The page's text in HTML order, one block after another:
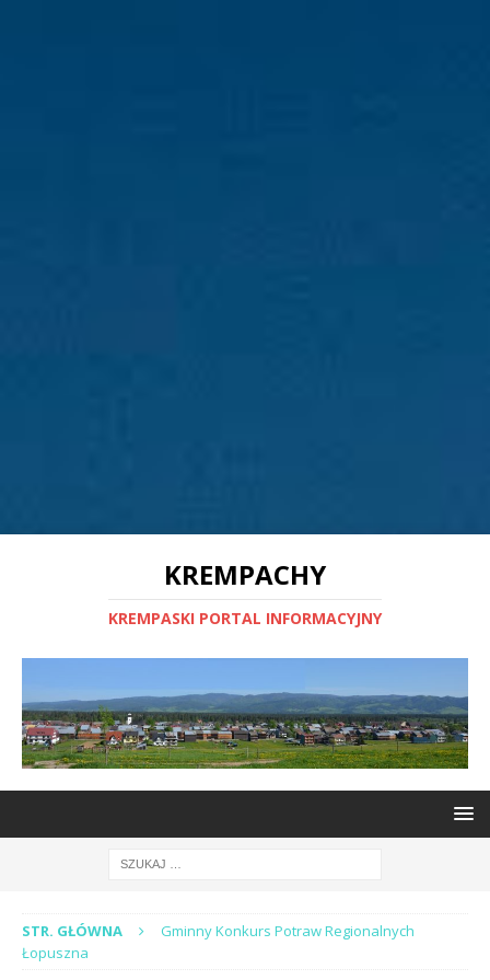
KREMPACHY
KREMPASKI PORTAL INFORMACYJNY
STR. GŁÓWNA
Gminny Konkurs Potraw Regionalnych
Łopuszna